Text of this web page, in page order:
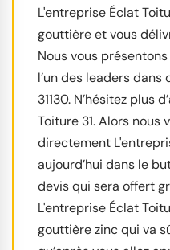
L'entreprise Éclat
gouttière et vous
Nous vous
l’un des leaders dans
31130. N’hésitez plus
Toiture 31. Alors
directement
aujourd’hui dans le
devis qui sera offert
L'entreprise Éclat
gouttière zinc qui va